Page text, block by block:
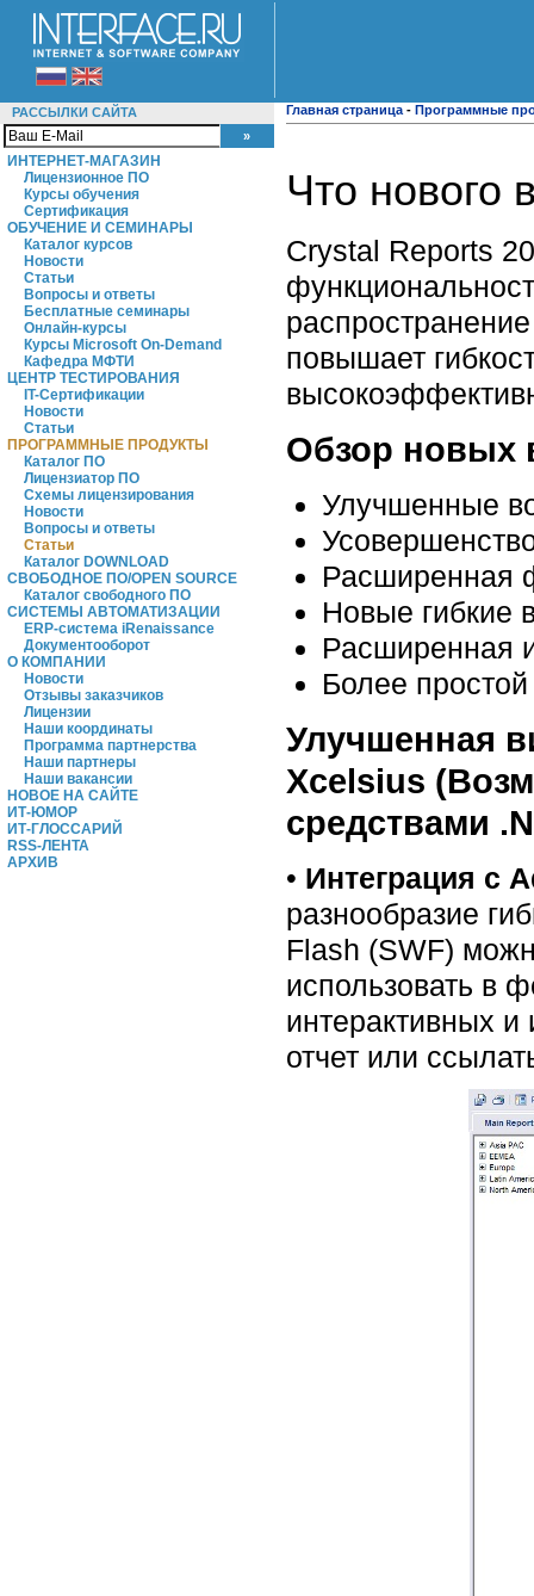
РАССЫЛКИ САЙТА
ИНТЕРНЕТ-МАГАЗИН
Лицензионное ПО
Курсы обучения
Сертификация
ОБУЧЕНИЕ И СЕМИНАРЫ
Каталог курсов
Новости
Статьи
Вопросы и ответы
Бесплатные семинары
Онлайн-курсы
Курсы Microsoft On-Demand
Кафедра МФТИ
ЦЕНТР ТЕСТИРОВАНИЯ
IT-Сертификации
Новости
Статьи
ПРОГРАММНЫЕ ПРОДУКТЫ
Каталог ПО
Лицензиатор ПО
Схемы лицензирования
Новости
Вопросы и ответы
Статьи
Каталог DOWNLOAD
СВОБОДНОЕ ПО/OPEN SOURCE
Каталог свободного ПО
СИСТЕМЫ АВТОМАТИЗАЦИИ
ERP-система iRenaissance
Документооборот
О КОМПАНИИ
Новости
Отзывы заказчиков
Лицензии
Наши координаты
Программа партнерства
Наши партнеры
Наши вакансии
НОВОЕ НА САЙТЕ
ИТ-ЮМОР
ИТ-ГЛОССАРИЙ
RSS-ЛЕНТА
АРХИВ
Главная страница - Программные
Что нового
Crystal Reports
повышает
Обзор новых
Улучшенные
Расширенная
Новые гибкие
Расширенная
Более
Улучшенная
Xcelsius
средствами
• Интеграция с
разнообразие
Flash (SWF)
использовать в
интерактивных
отчет или